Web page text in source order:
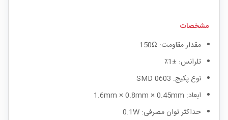
مشخصات
مقدار مقاومت: 150Ω
تلرانس: ±1٪
نوع پکیج: SMD 0603
ابعاد: 1.6mm × 0.8mm × 0.45mm
حداکثر توان مصرفی: 0.1W